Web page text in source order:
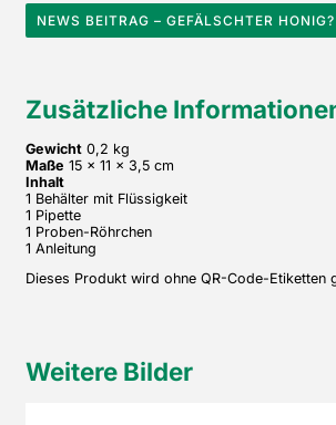
NEWS BEITRAG – GEFÄLSCHTER HONIG?
Zusätzliche
Gewicht0,2 kg
Maße 15 × 11 × 3,5 cm
Inhalt
1 Behälter mit Flüssigkeit
1 Pipette
1 Proben-Röhrchen
1 Anleitung
Dieses Produkt wird ohne QR-Code-Etiketten
Weitere Bilder